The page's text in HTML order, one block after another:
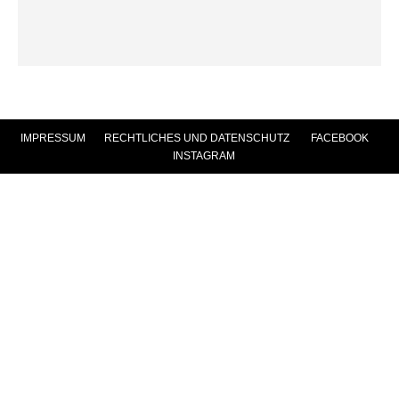
IMPRESSUM RECHTLICHES UND DATENSCHUTZ| FACEBOOK|
INSTAGRAM